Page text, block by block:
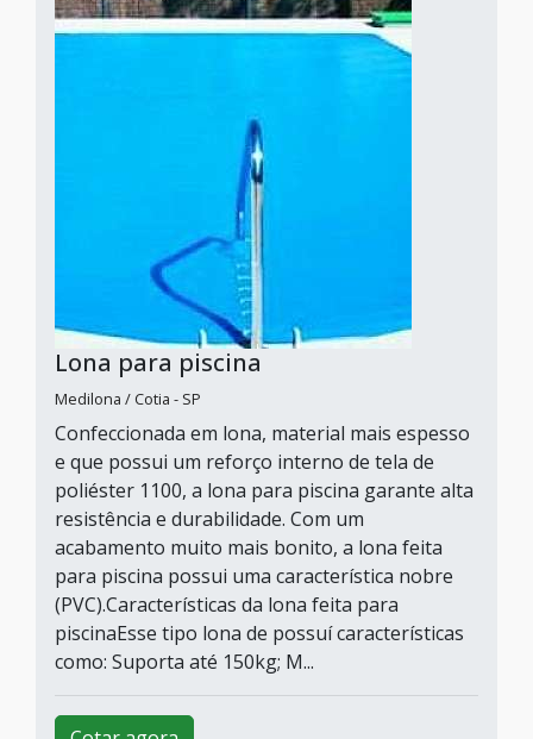
Lona para piscina
Medilona / Cotia - SP
Confeccionada em lona, material mais espesso
e que possui um reforço interno de tela de
poliéster 1100, a lona para piscina garante alta
resistência e durabilidade. Com um
acabamento muito mais bonito, a lona feita
para piscina possui uma característica nobre
(PVC).Características da lona feita para
piscinaEsse tipo lona de possuí características
como: Suporta até 150kg; M...